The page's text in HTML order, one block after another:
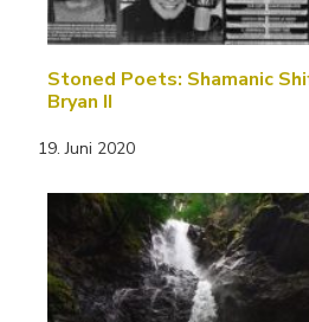
Stoned Poets: Shamanic
Bryan II
19. Juni 2020